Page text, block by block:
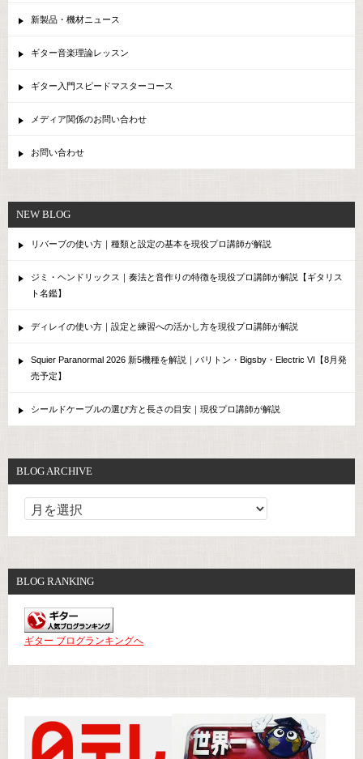
新製品・機材ニュース
ギター音楽理論レッスン
ギター入門スピードマスターコース
メディア関係のお問い合わせ
お問い合わせ
NEW BLOG
リバーブの使い方｜種類と設定の基本を現役プロ講師が解説
ジミ・ヘンドリックス｜奏法と音作りの特徴を現役プロ講師が解説【ギタリス
ト名鑑】
ディレイの使い方｜設定と練習への活かし方を現役プロ講師が解説
Squier Paranormal 2026 新5機種を解説｜バリトン・Bigsby・Electric VI【8月発
売予定】
シールドケーブルの選び方と長さの目安｜現役プロ講師が解説
BLOG ARCHIVE
BLOG RANKING
ギター ブログランキングへ